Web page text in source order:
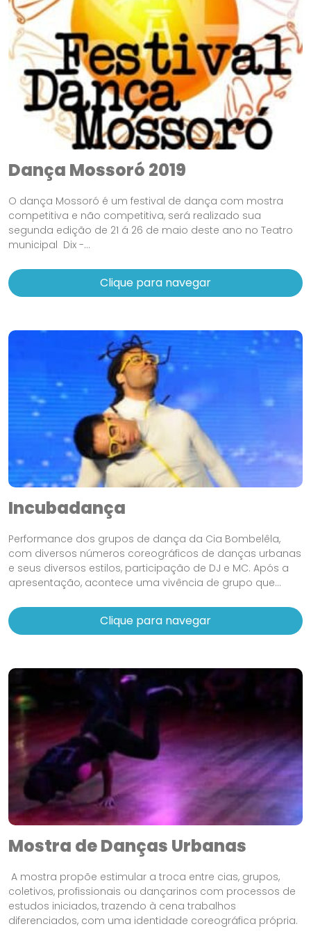
Dança Mossoró 2019
O dança Mossoró é um festival de dança com mostra
competitiva e não competitiva, será realizado sua
segunda edição de 21 á 26 de maio deste ano no Teatro
municipal Dix -...
Clique para navegar
Incubadança
Performance dos grupos de dança da Cia Bombelêla,
com diversos números coreográficos de danças urbanas
e seus diversos estilos, participação de DJ e MC. Após a
apresentação, acontece uma vivência de grupo que...
Clique para navegar
Mostra de Danças Urbanas
A mostra propõe estimular a troca entre cias, grupos,
coletivos, profissionais ou dançarinos com processos de
estudos iniciados, trazendo à cena trabalhos
diferenciados, com uma identidade coreográfica própria.